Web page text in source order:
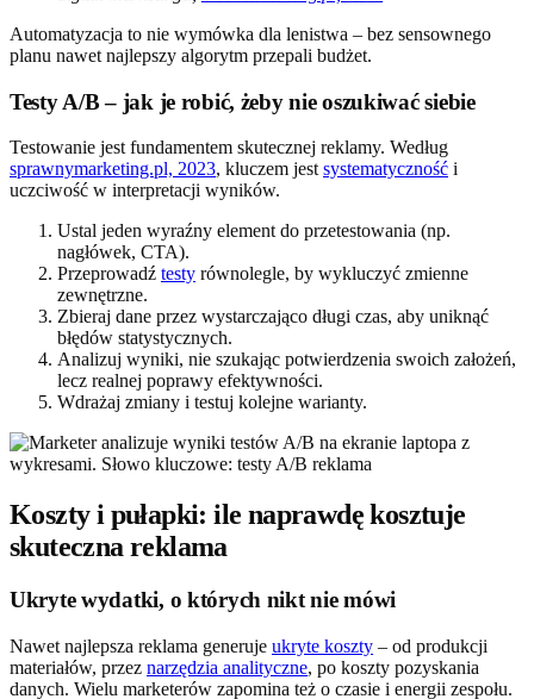
Automatyzacja to nie wymówka dla lenistwa – bez sensownego
planu nawet najlepszy algorytm przepali budżet.
Testy A/B – jak je robić, żeby nie oszukiwać siebie
Testowanie jest fundamentem skutecznej reklamy. Według
sprawnymarketing.pl, 2023, kluczem jestsystematyczność i
uczciwość w interpretacji wyników.
Ustal jeden wyraźny element do przetestowania (np.
nagłówek, CTA).
Przeprowadź testy równolegle, by wykluczyć zmienne
zewnętrzne.
Zbieraj dane przez wystarczająco długi czas, aby uniknąć
błędów statystycznych.
Analizuj wyniki, nie szukając potwierdzenia swoich założeń,
lecz realnej poprawy efektywności.
Wdrażaj zmiany i testuj kolejne warianty.
Koszty i pułapki: ile naprawdę kosztuje
skuteczna reklama
Ukryte wydatki, o których nikt nie mówi
Nawet najlepsza reklama generuje ukryte koszty – od produkcji
materiałów, przez narzędzia analityczne, po koszty pozyskania
danych. Wielu marketerów zapomina też o czasie i energii zespołu.